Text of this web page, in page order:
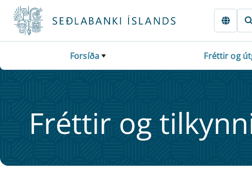
Fara beint í Meginmál
Forsíða Fréttir og
Frétt­ir og